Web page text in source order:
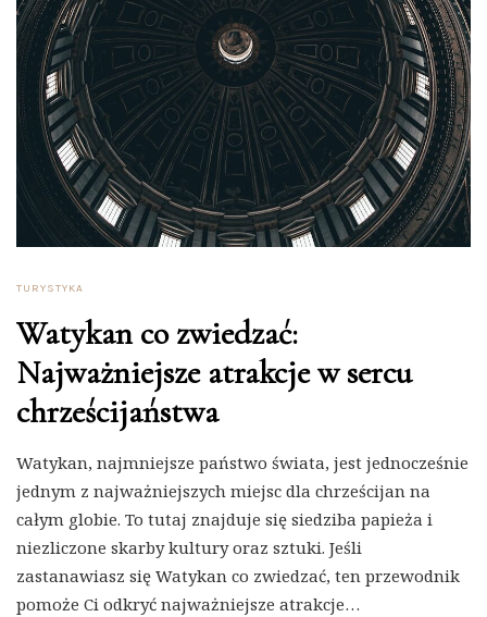
TURYSTYKA
Watykan co zwiedzać:
Najważniejsze atrakcje w sercu
chrześcijaństwa
Watykan, najmniejsze państwo świata, jest jednocześnie
jednym z najważniejszych miejsc dla chrześcijan na
całym globie. To tutaj znajduje się siedziba papieża i
niezliczone skarby kultury oraz sztuki. Jeśli
zastanawiasz się Watykan co zwiedzać, ten przewodnik
pomoże Ci odkryć najważniejsze atrakcje…